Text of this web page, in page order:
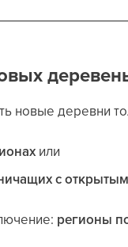
новые деревни
или
с
регионы